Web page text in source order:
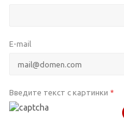
E-mail
Введите текст с картинки *